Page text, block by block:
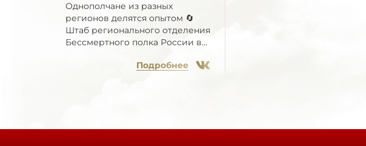
Однополчане из разных
регионов делятся опытом 🔄
Штаб регионального отделения
Бессмертного полка России в...
Подробнее